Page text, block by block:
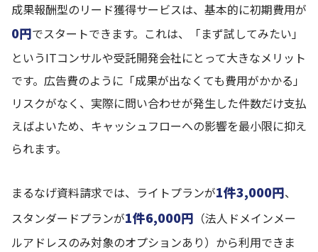
成果報酬型のリード獲得サービスは、基本的に初期費用が
0円でスタートできます。これは、「まず試してみたい」
というITコンサルや受託開発会社にとって大きなメリット
です。広告費のように「成果が出なくても費用がかかる」
リスクがなく、実際に問い合わせが発生した件数だけ支払
えばよいため、キャッシュフローへの影響を最小限に抑え
られます。
まるなげ資料請求では、ライトプランが1件3,000円、
スタンダードプランが1件6,000円 （法人ドメインメー
ルアドレスのみ対象のオプションあり）から利用できま